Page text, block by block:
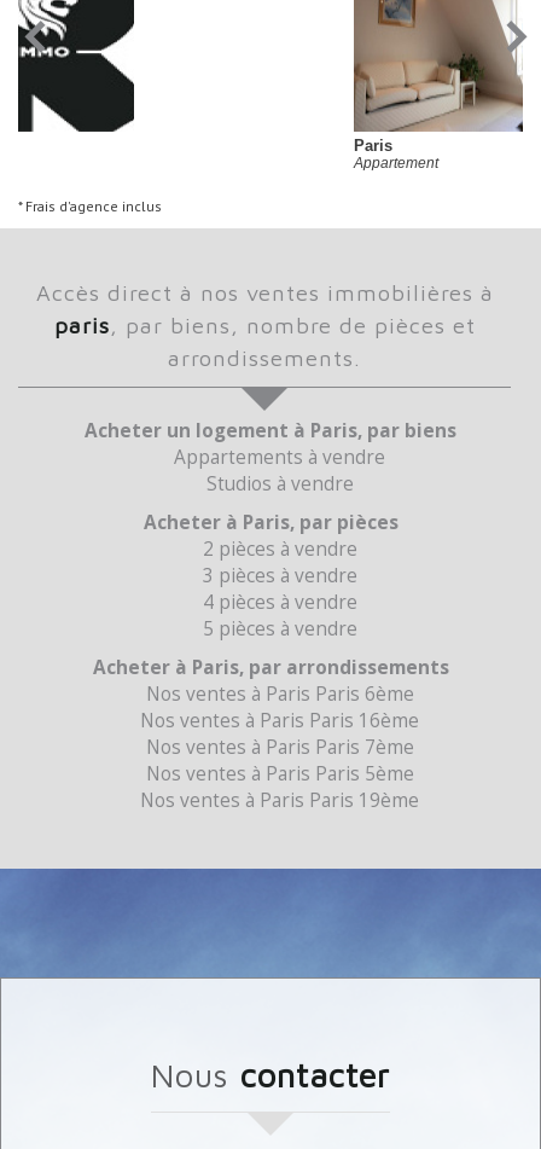
* Frais d'agence inclus
accès direct à nos ventes immobilières à
paris, par biens, nombre de pièces et
arrondissements.
Acheter un logement à Paris, par biens
Appartements à vendre
Studios à vendre
Acheter à Paris, par pièces
2 pièces à vendre
3 pièces à vendre
4 pièces à vendre
5 pièces à vendre
Acheter à Paris, par arrondissements
Nos ventes à Paris Paris 6ème
Nos ventes à Paris Paris 16ème
Nos ventes à Paris Paris 7ème
Nos ventes à Paris Paris 5ème
Nos ventes à Paris Paris 19ème
nous contacter